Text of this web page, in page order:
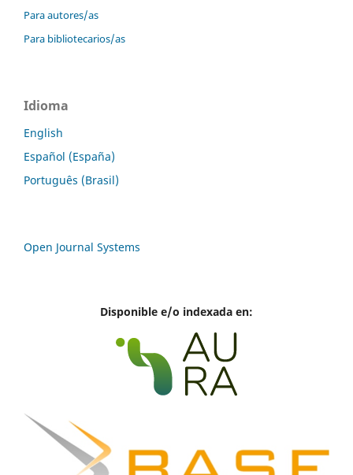
Para autores/as
Para bibliotecarios/as
Idioma
English
Español (España)
Português (Brasil)
Open Journal Systems
Disponible e/o indexada en: